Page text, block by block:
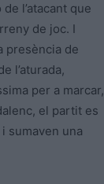
l’atacant que
de joc. I
presència de
l’aturada,
per a marcar,
el partit es
sumaven una